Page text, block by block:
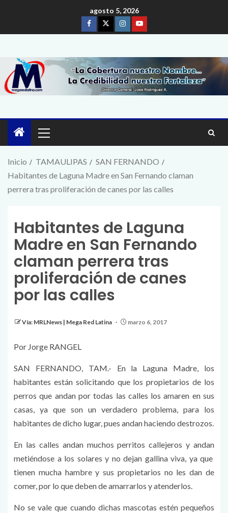
agosto 5, 2026
Inicio TAMAULIPAS
SAN FERNANDO
Habitantes de Laguna Madre en San Fernando claman
perrera tras proliferación de canes por las calles
Habitantes de Laguna
Madre en San Fernando
claman perrera tras
proliferación de canes
por las calles
Vía: MRLNews | Mega Red Latina marzo 6, 2017
Por Jorge RANGEL
SAN FERNANDO, TAM.- En la Laguna Madre, los
habitantes están solicitando que los propietarios de los
perros que andan por todas las calles los amaren en sus
casas, ya que son un verdadero problema, para los
habitantes de dicho lugar, pues andan haciendo destrozos.
En las calles andan muchos perritos callejeros y andan
metiéndose a los solares y no dejan gallina viva, ya que
tienen mucha hambre y sus propietarios no les dan de
comer, por lo que deben de amarrarlos y atenderlos.
No se vale que cuando dichas mascotas estén pequeños